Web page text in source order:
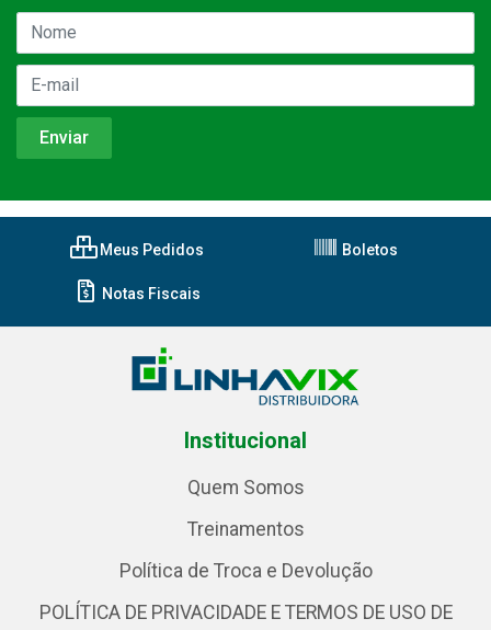
Meus Pedidos Boletos
Notas Fiscais
Institucional
Quem Somos
Treinamentos
Política de Troca e Devolução
POLÍTICA DE PRIVACIDADE E TERMOS DE USO DE